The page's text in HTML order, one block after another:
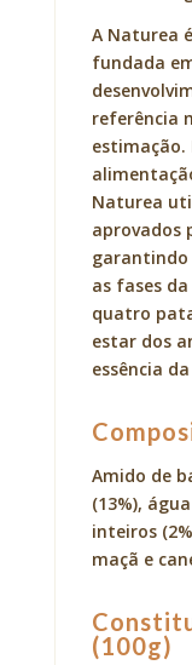
A Naturea
fundada
referência
estimação.
Naturea
aprovados
garantindo
as fases
quatro
estar dos
essência
Amido de
(13%),
inteiros
maçã e
(100g)